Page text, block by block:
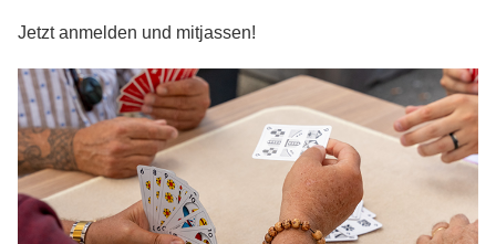
Jetzt anmelden und mitjassen!